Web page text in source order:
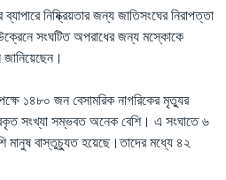
ব্যাপারে নিষ্ক্রিয়তার জন্য জাতিসংঘের নিরাপত্তা
সংঘটিত অপরাধের জন্য মস্কোকে
১৪৮০ জন বেসামরিক নাগরিকের মৃত্যুর
সংখ্যা সম্ভবত অনেক বেশি। এ সংঘাতে ৬
মানুষ বাস্তুচ্যুত হয়েছে।তাদের মধ্যে ৪২